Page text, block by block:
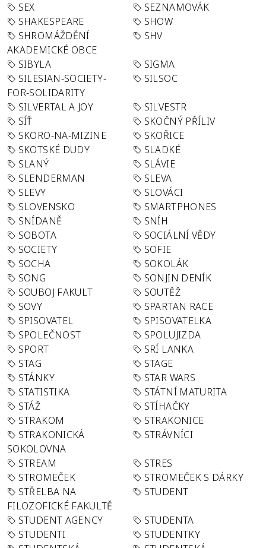
SEX
SEZNAMOVÁK
SHAKESPEARE
SHOW
SHROMÁŽDĚNÍ
AKADEMICKÉ OBCE
SHV
SIBYLA
SIGMA
SILESIAN-SOCIETY-
FOR-SOLIDARITY
SILSOC
SILVERTAL A JOY
SILVESTR
SÍŤ
SKOČNÝ PŘÍLIV
SKORO-NA-MIZINE
SKOŘICE
SKOTSKÉ DUDY
SLADKÉ
SLANÝ
SLÁVIE
SLENDERMAN
SLEVA
SLEVY
SLOVÁCI
SLOVENSKO
SMARTPHONES
SNÍDANĚ
SNÍH
SOBOTA
SOCIÁLNÍ VĚDY
SOCIETY
SOFIE
SOCHA
SOKOLÁK
SONG
SONJIN DENÍK
SOUBOJ FAKULT
SOUTĚŽ
SOVY
SPARTAN RACE
SPISOVATEL
SPISOVATELKA
SPOLEČNOST
SPOLUJIZDA
SPORT
SRÍ LANKA
STAG
STAGE
STÁNKY
STAR WARS
STATISTIKA
STÁTNÍ MATURITA
STÁŽ
STÍHAČKY
STRAKOM
STRAKONICE
STRAKONICKÁ
SOKOLOVNA
STRÁVNÍCI
STREAM
STRES
STROMEČEK
STROMEČEK S DÁRKY
STŘELBA NA
FILOZOFICKÉ FAKULTĚ
STUDENT
STUDENT AGENCY
STUDENTA
STUDENTI
STUDENTKY